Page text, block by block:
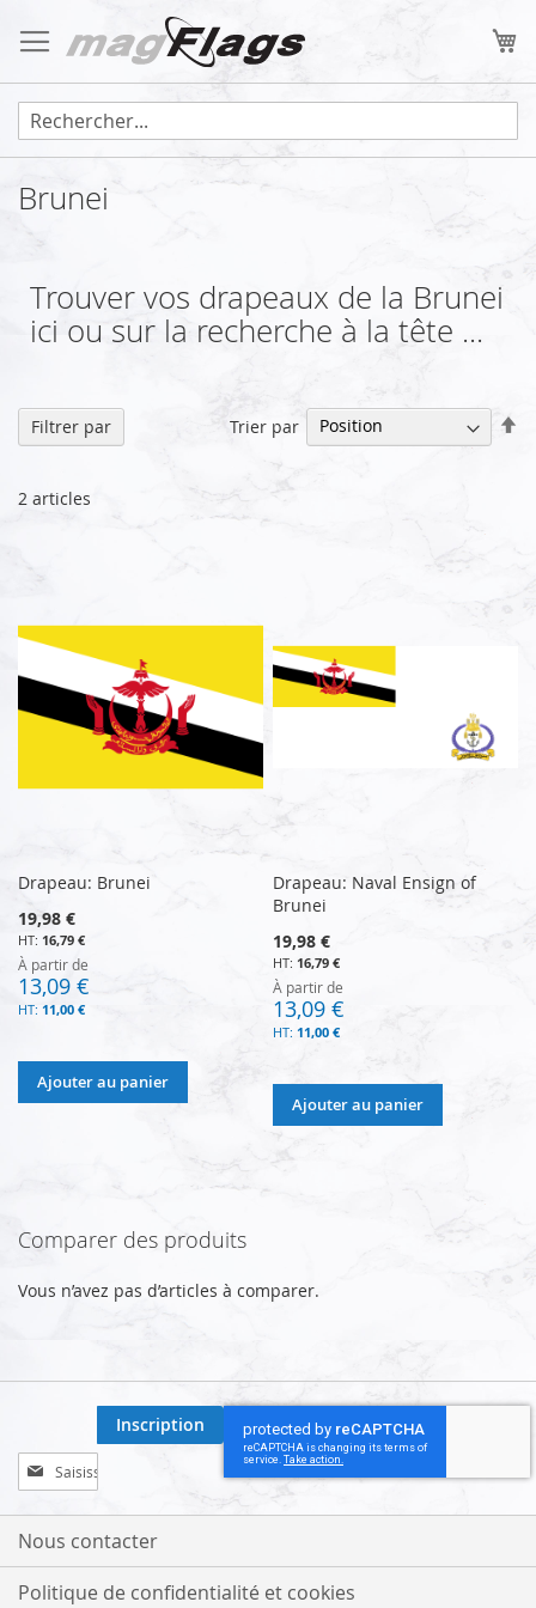
au
contenu
Brunei
Trouver vos drapeaux de la Brunei
ici ou sur la recherche à la tête ...
2 articles
Trier par
Drapeau: Brunei
19,98 €
16,79 €
À partir de
13,09 €
11,00 €
Ajouter au panier
Drapeau: Naval Ensign of
Brunei
19,98 €
16,79 €
À partir de
13,09 €
11,00 €
Ajouter au panier
Filtrer par
Comparer des produits
Vous n’avez pas d’articles à comparer.
Inscription
à
notre
lettre
:
Inscription
Nous contacter
Politique de confidentialité et cookies